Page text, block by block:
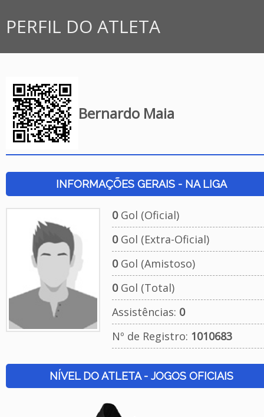
PERFIL DO ATLETA
Bernardo Maia
INFORMAÇÕES GERAIS - NA LIGA
0Gol (Oficial)
0Gol (Extra-Oficial)
0Gol (Amistoso)
0Gol (Total)
Assistências: 0
Nº de Registro: 1010683
NÍVEL DO ATLETA - JOGOS OFICIAIS